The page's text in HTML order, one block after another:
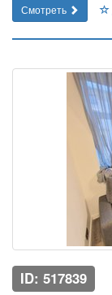
Смотреть
ID: 517839